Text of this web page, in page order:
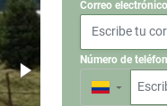
Correo electrónico
Número de
▼